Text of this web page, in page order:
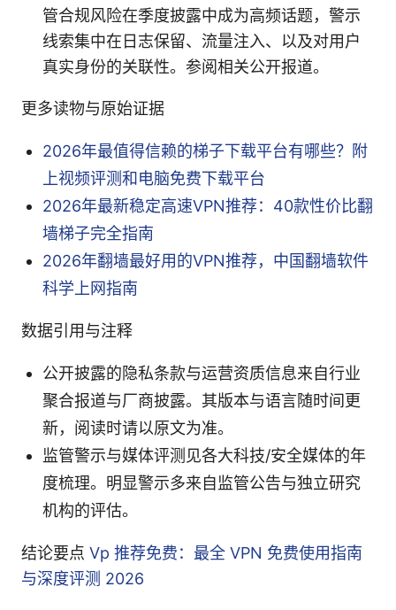
管合规风险在季度披露中成为高频话题，警示
线索集中在日志保留、流量注入、以及对用户
真实身份的关联性。参阅相关公开报道。
更多读物与原始证据
2026年最值得信赖的梯子下载平台有哪些？附
上视频评测和电脑免费下载平台
2026年最新稳定高速VPN推荐：40款性价比翻
墙梯子完全指南
2026年翻墙最好用的VPN推荐，中国翻墙软件
科学上网指南
数据引用与注释
公开披露的隐私条款与运营资质信息来自行业
聚合报道与厂商披露。其版本与语言随时间更
新，阅读时请以原文为准。
监管警示与媒体评测见各大科技/安全媒体的年
度梳理。明显警示多来自监管公告与独立研究
机构的评估。
结论要点 Vp 推荐免费：最全 VPN 免费使用指南
与深度评测 2026